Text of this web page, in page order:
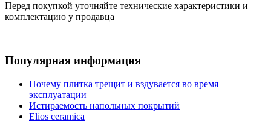
Перед покупкой уточняйте технические характеристики и
комплектацию у продавца
Популярная информация
Почему плитка трещит и вздувается во время
эксплуатации
Истираемость напольных покрытий
Elios ceramica